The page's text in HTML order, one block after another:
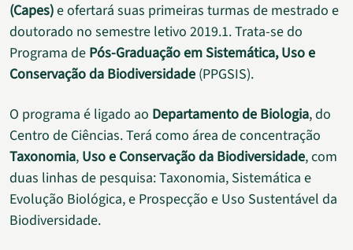
(Capes)e ofertará suas primeiras turmas de mestrado e
doutorado no semestre letivo 2019.1. Trata-se do
Programa de Pós-Graduação em Sistemática, Uso e
Conservação da Biodiversidade (PPGSIS).
O programa é ligado ao Departamento de Biologia, do
Centro de Ciências. Terá como área de concentração
Taxonomia, Uso e Conservação da Biodiversidade, com
duas linhas de pesquisa: Taxonomia, Sistemática e
Evolução Biológica, e Prospecção e Uso Sustentável da
Biodiversidade.